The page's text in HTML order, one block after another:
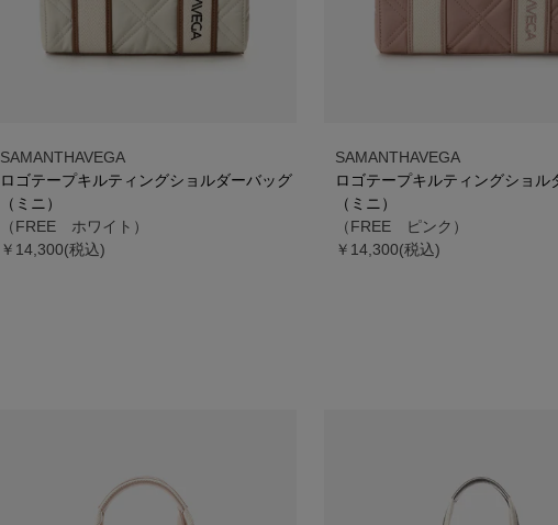
SAMANTHAVEGA
ロゴテープキルティングショルダーバッグ
（ミニ）
（FREE ホワイト）
￥14,300(税込)
SAMANTHAVEGA
ロゴテープキルティングショル
（ミニ）
（FREE ピンク）
￥14,300(税込)